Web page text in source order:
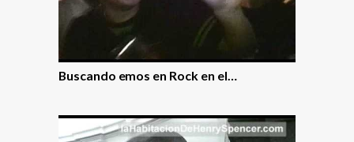
Buscando emos en Rock en el…